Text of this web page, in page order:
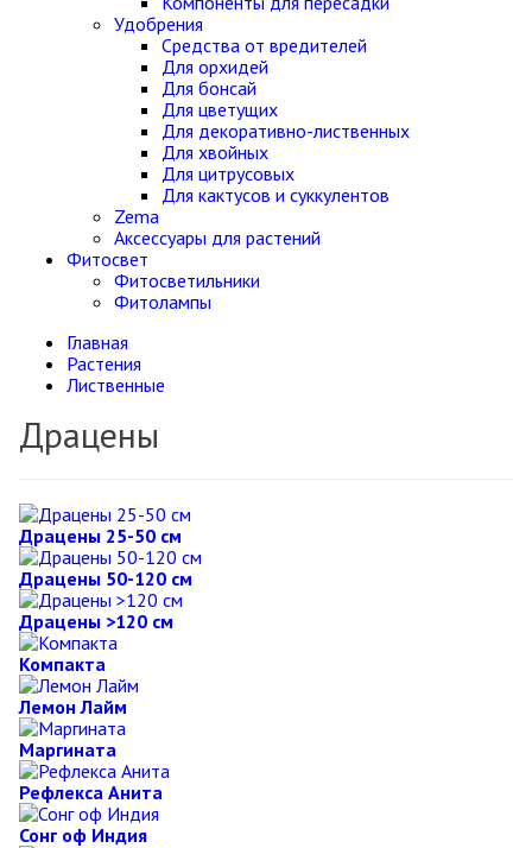
Удобрения
Средства от вредителей
Для орхидей
Для бонсай
Для цветущих
Для декоративно-лиственных
Для хвойных
Для цитрусовых
Для кактусов и суккулентов
Zema
Аксессуары для растений
Фитосвет
Фитосветильники
Фитолампы
Главная
Растения
Лиственные
Драцены
Драцены 25-50 см
Драцены 50-120 см
Драцены >120 см
Компакта
Лемон Лайм
Маргината
Рефлекса Анита
Сонг оф Индия